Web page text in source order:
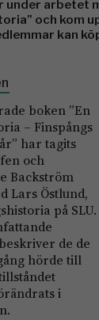
arbetet
och kom
kan
boken ”En
– Finspångs
har tagits
och
Backström
Lars Östlund,
på SLU.
de de
hörde till
i